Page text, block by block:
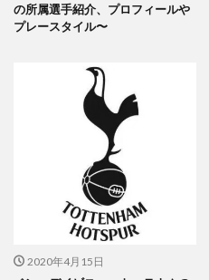
の所属選手紹介、プロフィールや
プレースタイル〜
2020年4月15日